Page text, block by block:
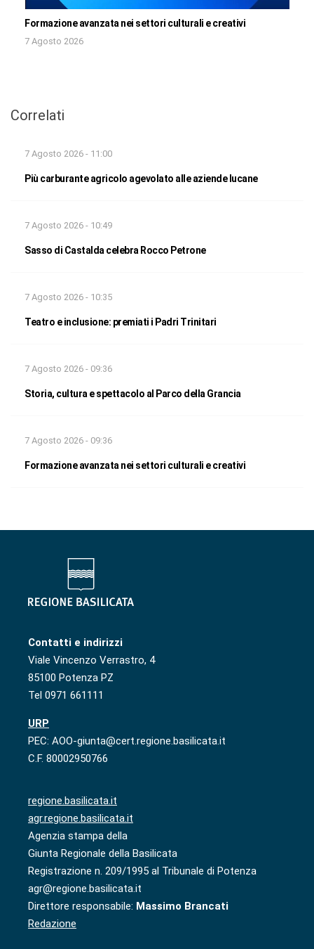
Formazione avanzata nei settori culturali e creativi
7 Agosto 2026
Correlati
7 Agosto 2026 - 11:00
Più carburante agricolo agevolato alle aziende lucane
7 Agosto 2026 - 10:49
Sasso di Castalda celebra Rocco Petrone
7 Agosto 2026 - 10:35
Teatro e inclusione: premiati i Padri Trinitari
7 Agosto 2026 - 09:36
Storia, cultura e spettacolo al Parco della Grancia
7 Agosto 2026 - 09:36
Formazione avanzata nei settori culturali e creativi
Contatti e indirizzi
Viale Vincenzo Verrastro, 4
85100 Potenza PZ
Tel 0971 661111
URP
PEC: AOO-giunta@cert.regione.basilicata.it
C.F. 80002950766
regione.basilicata.it
agr.regione.basilicata.it
Agenzia stampa della
Giunta Regionale della Basilicata
Registrazione n. 209/1995 al Tribunale di Potenza
agr@regione.basilicata.it
Direttore responsabile: Massimo Brancati
Redazione